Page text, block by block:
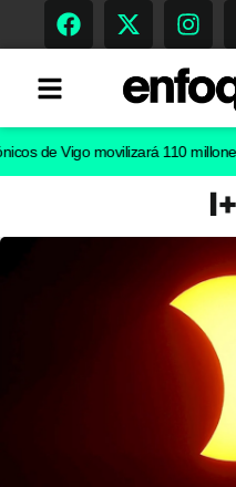
Vigo movilizará 110 millones de